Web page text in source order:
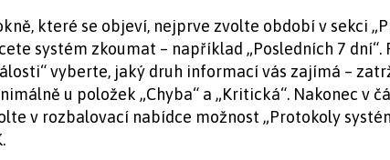
které se objeví, nejprve zvolte období v sekci
systém zkoumat – například „Posledních 7 dní“.
vyberte, jaký druh informací vás zajímá –
u položek „Chyba“ a „Kritická“. Nakonec v
v rozbalovací nabídce možnost „Protokoly